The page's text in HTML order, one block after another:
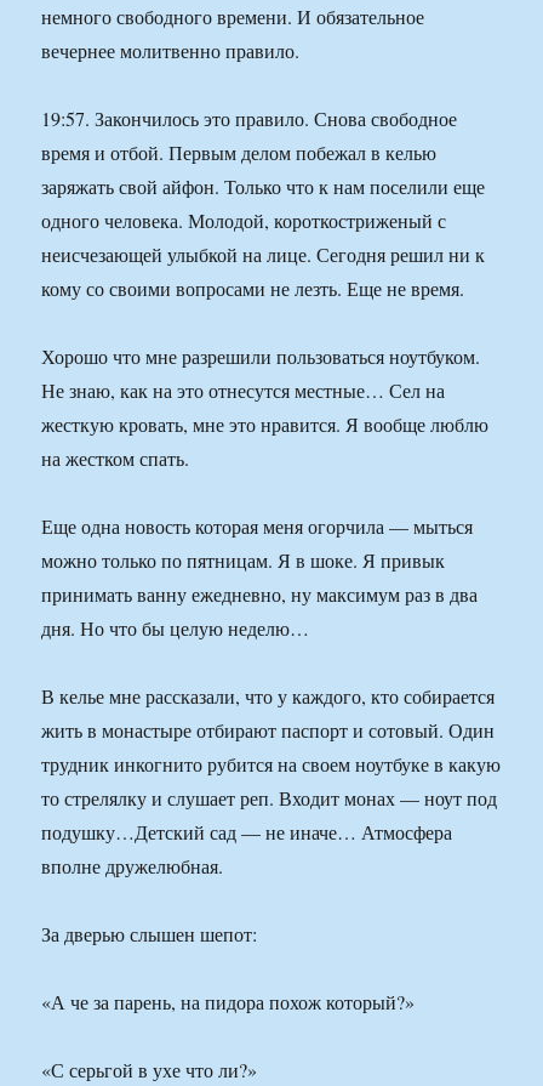
немного свободного времени. И обязательное
вечернее молитвенно правило.
19:57. Закончилось это правило. Снова свободное
время и отбой. Первым делом побежал в келью
заряжать свой айфон. Только что к нам поселили еще
одного человека. Молодой, короткостриженый с
неисчезающей улыбкой на лице. Сегодня решил ни к
кому со своими вопросами не лезть. Еще не время.
Хорошо что мне разрешили пользоваться ноутбуком.
Не знаю, как на это отнесутся местные… Сел на
жесткую кровать, мне это нравится. Я вообще люблю
на жестком спать.
Еще одна новость которая меня огорчила — мыться
можно только по пятницам. Я в шоке. Я привык
принимать ванну ежедневно, ну максимум раз в два
дня. Но что бы целую неделю…
В келье мне рассказали, что у каждого, кто собирается
жить в монастыре отбирают паспорт и сотовый. Один
трудник инкогнито рубится на своем ноутбуке в какую
то стрелялку и слушает реп. Входит монах — ноут под
подушку…Детский сад — не иначе… Атмосфера
вполне дружелюбная.
За дверью слышен шепот:
«А че за парень, на пидора похож который?»
«С серьгой в ухе что ли?»